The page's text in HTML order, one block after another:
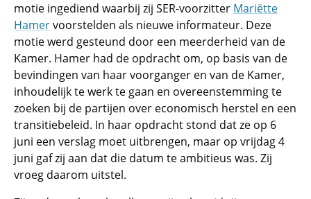
motie ingediend waarbij zij SER-voorzitter Mariëtte
Hamervoorstelden als nieuwe informateur. Deze
motie werd gesteund door een meerderheid van de
Kamer. Hamer had de opdracht om, op basis van de
bevindingen van haar voorganger en van de Kamer,
inhoudelijk te werk te gaan en overeenstemming te
zoeken bij de partijen over economisch herstel en een
transitiebeleid. In haar opdracht stond dat ze op 6
juni een verslag moet uitbrengen, maar op vrijdag 4
juni gaf zij aan dat die datum te ambitieus was. Zij
vroeg daarom uitstel.